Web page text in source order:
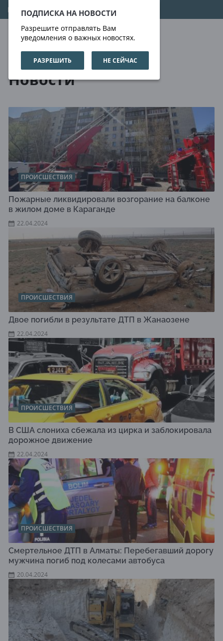
ПОДПИСКА НА НОВОСТИ
Разрешите отправлять Вам
уведомления о важных новостях.
РАЗРЕШИТЬ НЕ СЕЙЧАС
11.08.2026 00:07:08
Новости
Новости
ПРОИСШЕСТВИЯ
​Пожарные ликвидировали возгорание на балконе
в жилом доме в Караганде
22.04.2024
ПРОИСШЕСТВИЯ
Двое погибли в результате ДТП в Жанаозене
22.04.2024
ПРОИСШЕСТВИЯ
В США слониха сбежала из цирка и заблокировала
дорожное движение
22.04.2024
ПРОИСШЕСТВИЯ
Смертельное ДТП в Алматы: Перебегавший дорогу
мужчина погиб под колесами автобуса
20.04.2024